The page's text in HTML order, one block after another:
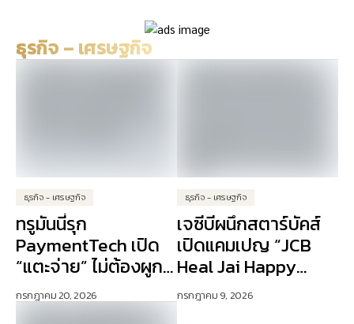
Tower อย่างครบวงจร
ความเท่าเทียมและความ
ธุรกิจ – เศรษฐกิจ
ธุรกิจ - เศรษฐกิจ
ทรูมันนี่รุก
PaymentTech เปิด
“แตะจ่าย” ไม่ต้องผูก
บัตรเครดิต ปักธง AI
ขับเคลื่อนการเงิน
กรกฎาคม 20, 2026
ธุรกิจ - เศรษฐกิจ
เจซีบีผนึกสตาร์บัคส์
เปิดแคมเปญ “JCB
Heal Jai Happy
Days” ดัน Lifestyle
Experience เจาะ
กรกฎาคม 9, 2026